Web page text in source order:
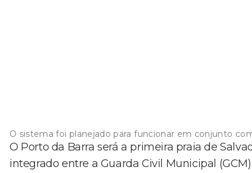
O sistema foi planejado para funcionar em conjunto
O Porto da Barra será a primeira praia de
integrado entre a Guarda Civil Municipal